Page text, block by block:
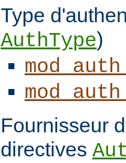
Type
AuthType)
Fournisseur
directives